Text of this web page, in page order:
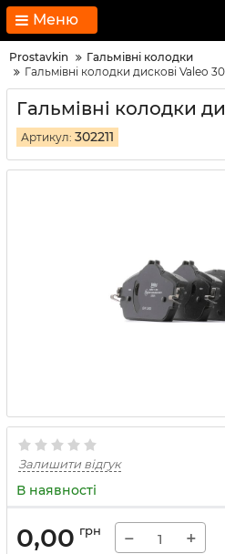
Меню
Prostavkin
Гальмівні колодки
Гальмівні колодки дискові Valeo
Гальмівні колодки
Артикул: 302211
Залишити відгук
В наявності
0,00 грн − +